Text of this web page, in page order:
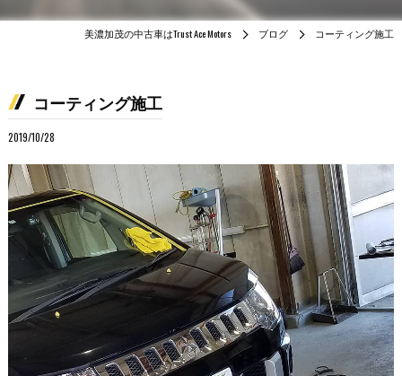
美濃加茂の中古車はTrust Ace Motors ブログ コーティング施工
コーティング施工
2019/10/28